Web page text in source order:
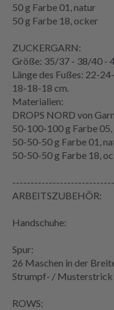
50 g Farbe 01, natur
50 g Farbe 18, ocker
ZUCKERGARN:
Größe: 35/37 - 38/40 -
Länge des Fußes: 22-
18-18-18 cm.
Materialien:
DROPS NORD von
50-100-100 g Farbe 05,
50-50-50 g Farbe 01,
50-50-50 g Farbe 18,
ARBEITSZUBEHÖR:
Handschuhe:
Spur:
26 Maschen in der
Strumpf- / Musterstrick
ROWS: